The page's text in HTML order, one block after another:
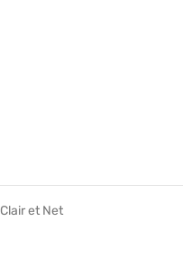
Clair et Net